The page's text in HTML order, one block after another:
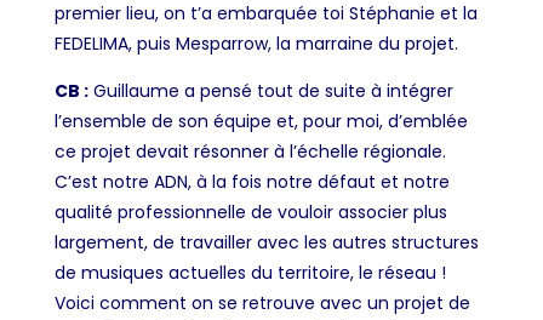
premier lieu, on t’a embarquée toi Stéphanie et la
FEDELIMA, puis Mesparrow, la marraine du projet.
CB :Guillaume a pensé tout de suite à intégrer
l’ensemble de son équipe et, pour moi, d’emblée
ce projet devait résonner à l’échelle régionale.
C’est notre ADN, à la fois notre défaut et notre
qualité professionnelle de vouloir associer plus
largement, de travailler avec les autres structures
de musiques actuelles du territoire, le réseau !
Voici comment on se retrouve avec un projet de